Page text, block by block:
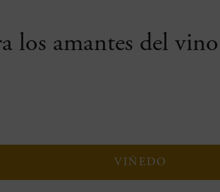
los amantes del
VIÑEDO